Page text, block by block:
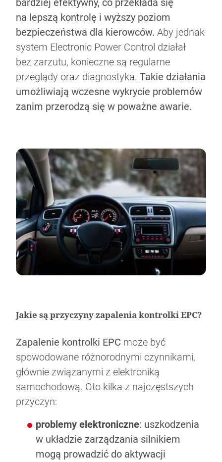
na lepszą kontrolę i wyższy poziom
bezpieczeństwa dla kierowców. Aby jednak
system Electronic Power Control działał
bez zarzutu, konieczne są regularne
przeglądy oraz diagnostyka. Takie działania
umożliwiają wczesne wykrycie problemów
zanim przerodzą się w poważne awarie.
Jakie są przyczyny zapalenia kontrolki EPC?
Zapalenie kontrolki EPC może być
spowodowane różnorodnymi czynnikami,
głównie związanymi z elektroniką
samochodową. Oto kilka z najczęstszych
przyczyn:
problemy elektroniczne: uszkodzenia
w układzie zarządzania silnikiem
mogą prowadzić do aktywacji